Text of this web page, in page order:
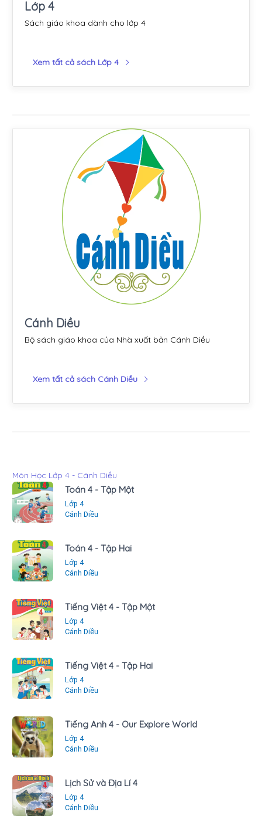
Lớp 4
Sách giáo khoa dành cho lớp 4
Xem tất cả sách Lớp 4
Cánh Diều
Bộ sách giáo khoa của Nhà xuất bản Cánh Diều
Xem tất cả sách Cánh Diều
Môn Học Lớp 4 - Cánh Diều
Toán 4 - Tập Một
Lớp 4
Cánh Diều
Toán 4 - Tập Hai
Lớp 4
Cánh Diều
Tiếng Việt 4 - Tập Một
Lớp 4
Cánh Diều
Tiếng Việt 4 - Tập Hai
Lớp 4
Cánh Diều
Tiếng Anh 4 - Our Explore World
Lớp 4
Cánh Diều
Lịch Sử và Địa Lí 4
Lớp 4
Cánh Diều